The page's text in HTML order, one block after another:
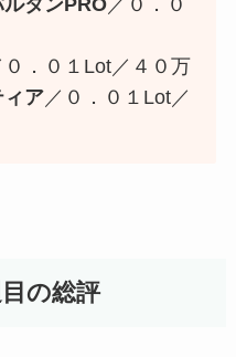
タンPRO／０．０
０．０１Lot／４０万
ィア／０．０１Lot／
の総評